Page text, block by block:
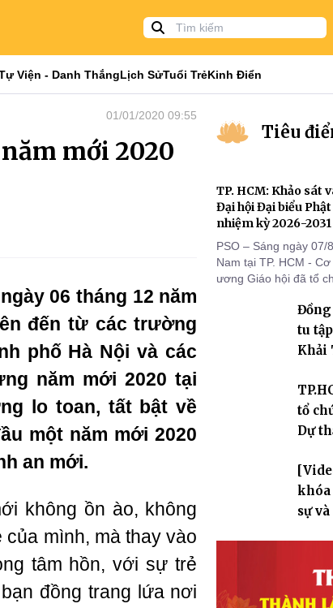
Viện - Danh ThắngLịch SửTuổi TrẻKinh Điển
01/01/2020 09:55
mới 2020
06 tháng 12 năm
đến từ các trường
phố Hà Nội và các
năm mới 2020 tại
lo toan, tất bật về
một năm mới 2020
an mới.
không ồn ào, không
mình, mà thay vào
tâm hồn, với sự trẻ
đồng trang lứa nơi
Tiêu
TP. HCM: Khảo sát
Đại hội Đại biểu
nhiệm kỳ 2026-2031
PSO – Sáng ngày 07/
Nam tại TP. HCM -
ương Giáo hội đã tổ
giáo toàn quốc lần
Đồng
tu
Khải
tổ
Dự
giáo
khóa
sự